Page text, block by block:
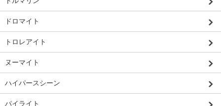
ドロマイト
トロレアイト
ヌーマイト
ハイパースシーン
パイライト